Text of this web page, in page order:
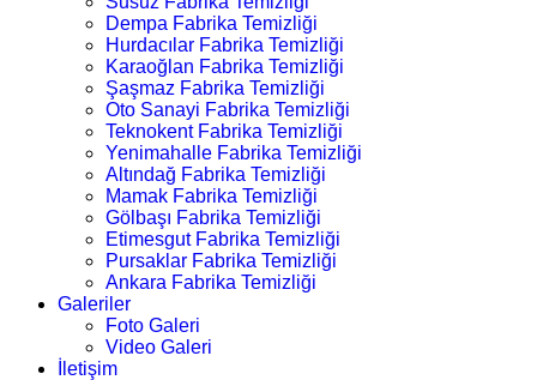
Dempa Fabrika Temizliği
Hurdacılar Fabrika Temizliği
Karaoğlan Fabrika Temizliği
Şaşmaz Fabrika Temizliği
Oto Sanayi Fabrika Temizliği
Teknokent Fabrika Temizliği
Yenimahalle Fabrika Temizliği
Altındağ Fabrika Temizliği
Mamak Fabrika Temizliği
Gölbaşı Fabrika Temizliği
Etimesgut Fabrika Temizliği
Pursaklar Fabrika Temizliği
Ankara Fabrika Temizliği
Galeriler
Foto Galeri
Video Galeri
İletişim